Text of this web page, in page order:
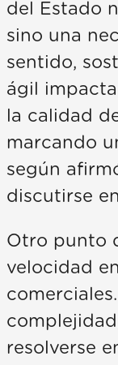
del Estado
sino una
sentido,
ágil
la calidad
marcando
según
discutirse
Otro punto
velocidad
resolverse